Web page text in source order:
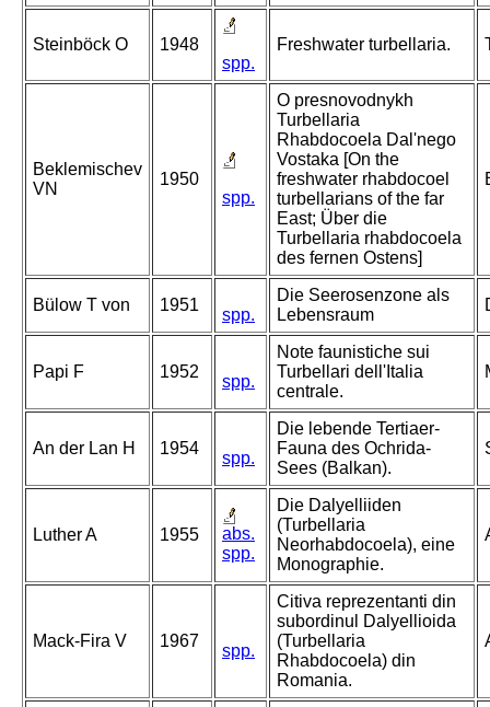
Steinböck O
1948
spp.
Freshwater turbellaria.
Beklemischev
VN
1950
spp.
O presnovodnykh
Turbellaria
Rhabdocoela Dal'nego
Vostaka [On the
freshwater rhabdocoel
turbellarians of the far
East; Über die
Turbellaria rhabdocoela
des fernen Ostens]
Bülow T von 1951
spp.
Die Seerosenzone als
Lebensraum
Papi F 1952
spp.
Note faunistiche sui
Turbellari dell'Italia
centrale.
An der Lan H 1954
spp.
Die lebende Tertiaer-
Fauna des Ochrida-
Sees (Balkan).
Luther A 1955
abs.
spp.
Die Dalyelliiden
(Turbellaria
Neorhabdocoela), eine
Monographie.
Mack-Fira V 1967
spp.
Citiva reprezentanti din
subordinul Dalyellioida
(Turbellaria
Rhabdocoela) din
Romania.